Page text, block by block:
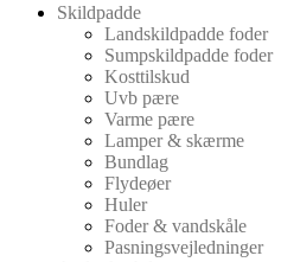
Skildpadde
Landskildpadde foder
Sumpskildpadde foder
Kosttilskud
Uvb pære
Varme pære
Lamper & skærme
Bundlag
Flydeøer
Huler
Foder & vandskåle
Pasningsvejledninger